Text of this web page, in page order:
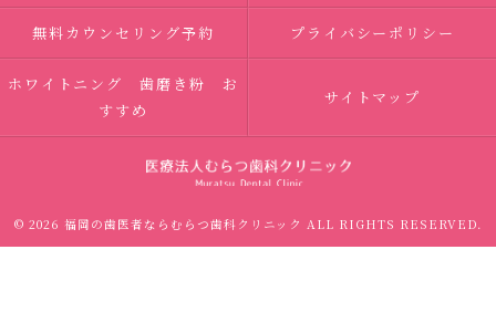
無料カウンセリング予約 プライバシーポリシー
ホワイトニング 歯磨き粉 お
すすめ
サイトマップ
© 2026 福岡の歯医者ならむらつ歯科クリニック ALL RIGHTS RESERVED.